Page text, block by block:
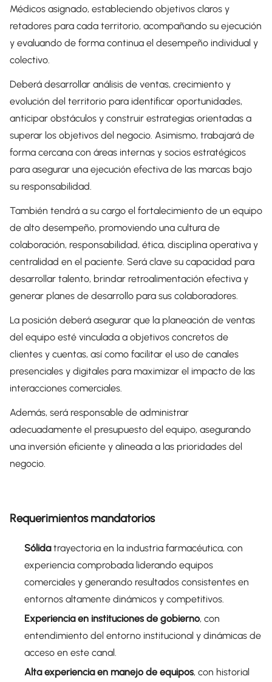
Médicos asignado, estableciendo objetivos claros y
retadores para cada territorio, acompañando su ejecución
y evaluando de forma continua el desempeño individual y
colectivo.
Deberá desarrollar análisis de ventas, crecimiento y
evolución del territorio para identificar oportunidades,
anticipar obstáculos y construir estrategias orientadas a
superar los objetivos del negocio. Asimismo, trabajará de
forma cercana con áreas internas y socios estratégicos
para asegurar una ejecución efectiva de las marcas bajo
su responsabilidad.
También tendrá a su cargo el fortalecimiento de un equipo
de alto desempeño, promoviendo una cultura de
colaboración, responsabilidad, ética, disciplina operativa y
centralidad en el paciente. Será clave su capacidad para
desarrollar talento, brindar retroalimentación efectiva y
generar planes de desarrollo para sus colaboradores.
La posición deberá asegurar que la planeación de ventas
del equipo esté vinculada a objetivos concretos de
clientes y cuentas, así como facilitar el uso de canales
presenciales y digitales para maximizar el impacto de las
interacciones comerciales.
Además, será responsable de administrar
adecuadamente el presupuesto del equipo, asegurando
una inversión eficiente y alineada a las prioridades del
negocio.
Requerimientos mandatorios
Sólidatrayectoria en la industria farmacéutica, con
experiencia comprobada liderando equipos
comerciales y generando resultados consistentes en
entornos altamente dinámicos y competitivos.
Experiencia en instituciones de gobierno, con
entendimiento del entorno institucional y dinámicas de
acceso en este canal.
Alta experiencia en manejo de equipos, con historial